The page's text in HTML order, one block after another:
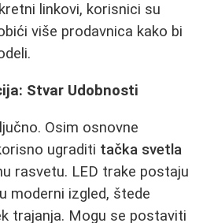
linkovi, korisnici su
više prodavnica kako bi
Stvar Udobnosti
Osim osnovne
ugraditi tačka svetla
rasvetu. LED trake postaju
moderni izgled, štede
trajanja. Mogu se postaviti